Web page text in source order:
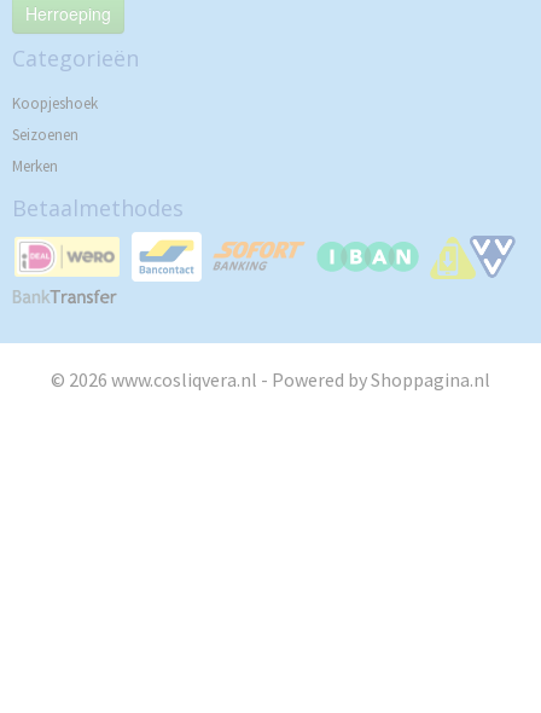
Herroeping
Categorieën
Koopjeshoek
Seizoenen
Merken
Betaalmethodes
© 2026 www.cosliqvera.nl - Powered by Shoppagina.nl